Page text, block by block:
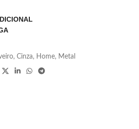
, Cinza, Home, Metal